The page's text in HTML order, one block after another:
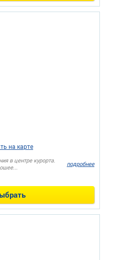
на карте
в центре курорта.
подробнее